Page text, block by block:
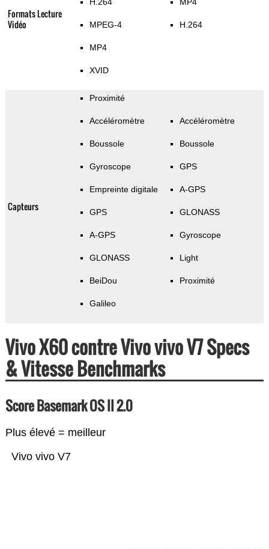
Formats Lecture
Vidéo
MPEG-4
MP4
XVID
H.264
Capteurs
Proximité
Accéléromètre
Boussole
Gyroscope
Empreinte digitale
GPS
A-GPS
GLONASS
BeiDou
Galileo
Accéléromètre
Boussole
GPS
A-GPS
GLONASS
Gyroscope
Light
Proximité
Vivo X60 contre Vivo vivo V7 Specs
& Vitesse Benchmarks
Score Basemark OS II 2.0
Plus élevé = meilleur
Vivo vivo V7